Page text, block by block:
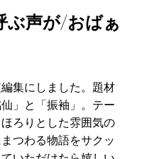
ぶ声が/おばぁ
集にしました。題材
」と「振袖」。テー
ろりとした雰囲気の
つわる物語をサクッ